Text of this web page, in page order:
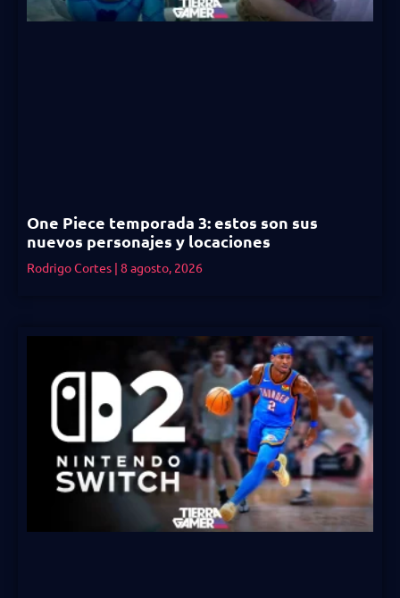
One Piece temporada 3: estos son sus
nuevos personajes y locaciones
Rodrigo Cortes 8 agosto, 2026